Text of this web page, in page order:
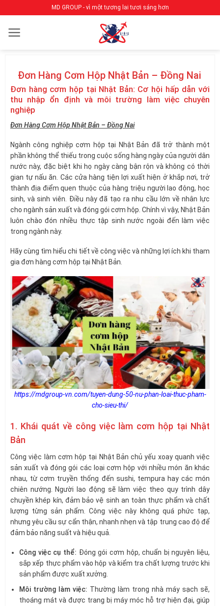
qua
nội
MD GROUP - vì một tương lai tươi sáng hơn
Đơn Hàng Cơm Hộp Nhật Bản – Đồng Nai
Đơn hàng cơm hộp tại Nhật Bản: Cơ hội hấp dẫn với
thu nhập ổn định và môi trường làm việc chuyên
nghiệp
Đơn Hàng Cơm Hộp Nhật Bản – Đồng Nai
Ngành công nghiệp cơm hộp tại Nhật Bản đã trở thành một
phần không thể thiếu trong cuộc sống hàng ngày của người dân
nước này, đặc biệt khi họ ngày càng bận rộn và không có thời
gian tự nấu ăn. Các cửa hàng tiện lợi xuất hiện ở khắp nơi, trở
thành địa điểm quen thuộc của hàng triệu người lao động, học
sinh, và sinh viên. Điều này đã tạo ra nhu cầu lớn về nhân lực
cho ngành sản xuất và đóng gói cơm hộp. Chính vì vậy, Nhật Bản
luôn chào đón nhiều thực tập sinh nước ngoài đến làm việc
trong ngành này.
Hãy cùng tìm hiểu chi tiết về công việc và những lợi ích khi tham
gia đơn hàng cơm hộp tại Nhật Bản.
https://mdgroup-vn.com/tuyen-dung-50-nu-phan-loai-thuc-pham-
cho-sieu-thi/
1. Khái quát về công việc làm cơm hộp tại Nhật
Bản
Công việc làm cơm hộp tại Nhật Bản chủ yếu xoay quanh việc
sản xuất và đóng gói các loại cơm hộp với nhiều món ăn khác
nhau, từ cơm truyền thống đến sushi, tempura hay các món
chiên nướng. Người lao động sẽ làm việc theo quy trình dây
chuyền khép kín, đảm bảo vệ sinh an toàn thực phẩm và chất
lượng từng sản phẩm. Công việc này không quá phức tạp,
nhưng yêu cầu sự cẩn thận, nhanh nhẹn và tập trung cao độ để
đảm bảo năng suất và hiệu quả.
Công việc cụ thể: Đóng gói cơm hộp, chuẩn bị nguyên liệu,
sắp xếp thực phẩm vào hộp và kiểm tra chất lượng trước khi
sản phẩm được xuất xưởng.
Môi trường làm việc: Thường làm trong nhà máy sạch sẽ,
thoáng mát và được trang bị máy móc hỗ trợ hiện đại, giúp